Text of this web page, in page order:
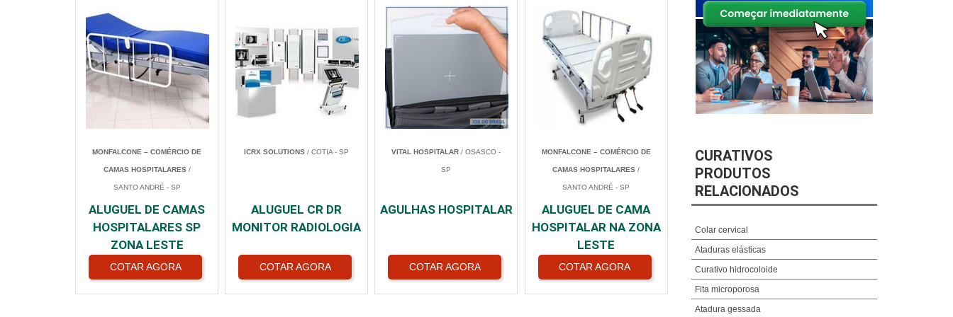
MONFALCONE – COMÉRCIO DE
CAMAS HOSPITALARES/
SANTO ANDRÉ - SP
ALUGUEL DE CAMAS
HOSPITALARES SP
ZONA LESTE
COTAR AGORA
ICRX SOLUTIONS / COTIA - SP
ALUGUEL CR DR
MONITOR RADIOLOGIA
COTAR AGORA
VITAL HOSPITALAR / OSASCO -
SP
AGULHAS HOSPITALAR
COTAR AGORA
MONFALCONE – COMÉRCIO DE
CAMAS HOSPITALARES /
SANTO ANDRÉ - SP
ALUGUEL DE CAMA
HOSPITALAR NA ZONA
LESTE
COTAR AGORA
CURATIVOS
PRODUTOS
RELACIONADOS
Colar cervical
Ataduras elásticas
Curativo hidrocoloide
Fita microporosa
Atadura gessada